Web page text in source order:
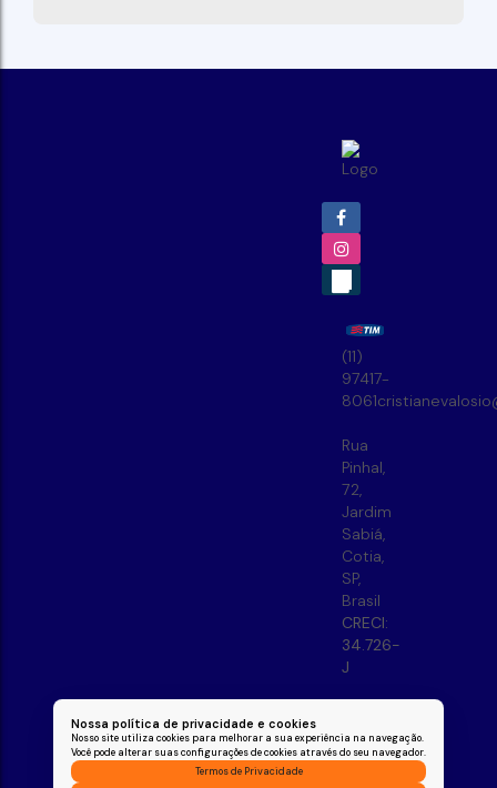
Nossa política de privacidade e cookies
Nosso site utiliza cookies para melhorar a sua experiência na navegação.
Você pode alterar suas configurações de cookies através do seu navegador.
Termos de Privacidade
(11)
97417-
8061
Rua
Pinhal,
72,
Jardim
Sabiá,
Cotia,
SP,
Brasil
CRECI:
34.726-
J